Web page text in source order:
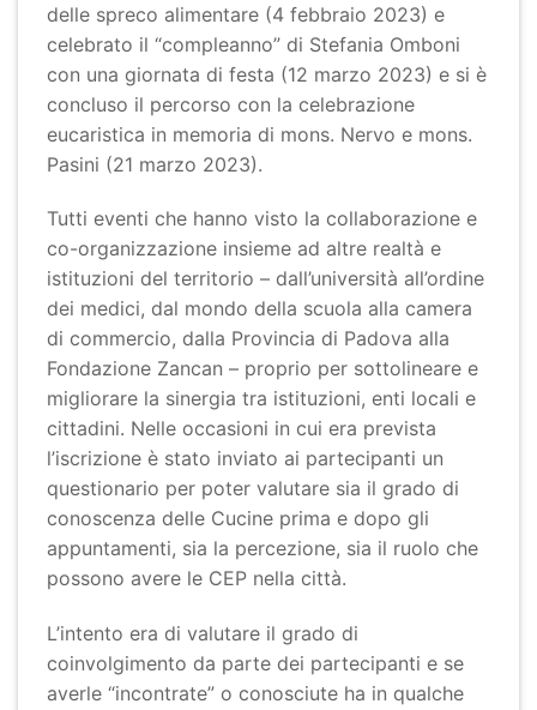
delle spreco alimentare (4 febbraio 2023) e
celebrato il “compleanno” di Stefania Omboni
con una giornata di festa (12 marzo 2023) e si è
concluso il percorso con la celebrazione
eucaristica in memoria di mons. Nervo e mons.
Pasini (21 marzo 2023).
Tutti eventi che hanno visto la collaborazione e
co-organizzazione insieme ad altre realtà e
istituzioni del territorio – dall’università all’ordine
dei medici, dal mondo della scuola alla camera
di commercio, dalla Provincia di Padova alla
Fondazione Zancan – proprio per sottolineare e
migliorare la sinergia tra istituzioni, enti locali e
cittadini. Nelle occasioni in cui era prevista
l’iscrizione è stato inviato ai partecipanti un
questionario per poter valutare sia il grado di
conoscenza delle Cucine prima e dopo gli
appuntamenti, sia la percezione, sia il ruolo che
possono avere le CEP nella città.
L’intento era di valutare il grado di
coinvolgimento da parte dei partecipanti e se
averle “incontrate” o conosciute ha in qualche